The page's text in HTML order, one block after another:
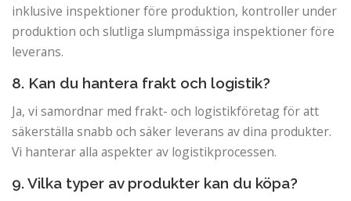
inklusive inspektioner före produktion, kontroller under
produktion och slutliga slumpmässiga inspektioner före
leverans.
8. Kan du hantera frakt och logistik?
Ja, vi samordnar med frakt- och logistikföretag för att
säkerställa snabb och säker leverans av dina produkter.
Vi hanterar alla aspekter av logistikprocessen.
9. Vilka typer av produkter kan du köpa?